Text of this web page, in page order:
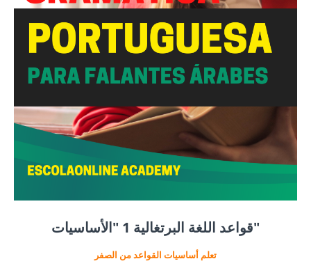
قواعد اللغة البرتغالية 1 "الأساسيات"
تعلم أساسيات القواعد من الصفر